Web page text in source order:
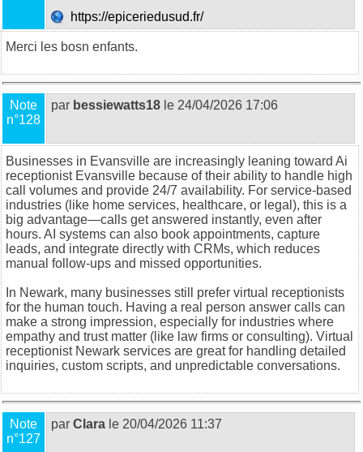
https://epiceriedusud.fr/
Merci les bosn enfants.
Note
n°128
par bessiewatts18 le 24/04/2026 17:06
Businesses in Evansville are increasingly leaning toward Ai
receptionist Evansville because of their ability to handle high
call volumes and provide 24/7 availability. For service-based
industries (like home services, healthcare, or legal), this is a
big advantage—calls get answered instantly, even after
hours. AI systems can also book appointments, capture
leads, and integrate directly with CRMs, which reduces
manual follow-ups and missed opportunities.
In Newark, many businesses still prefer virtual receptionists
for the human touch. Having a real person answer calls can
make a strong impression, especially for industries where
empathy and trust matter (like law firms or consulting). Virtual
receptionist Newark services are great for handling detailed
inquiries, custom scripts, and unpredictable conversations.
Note
n°127
par Clara le 20/04/2026 11:37